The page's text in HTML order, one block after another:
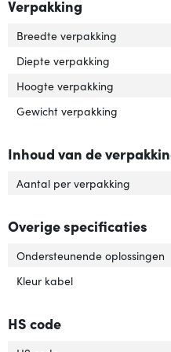
Verpakking
Breedte verpakking
Diepte verpakking
Hoogte verpakking
Gewicht verpakking
Inhoud van de
Aantal per verpakking
Overige specificaties
Ondersteunende oplossingen
Kleur kabel
HS code